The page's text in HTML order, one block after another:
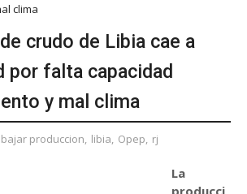
clima
crudo de Libia cae a
por falta capacidad
y mal clima
bajar produccion, libia, Opep, rj
La
producci